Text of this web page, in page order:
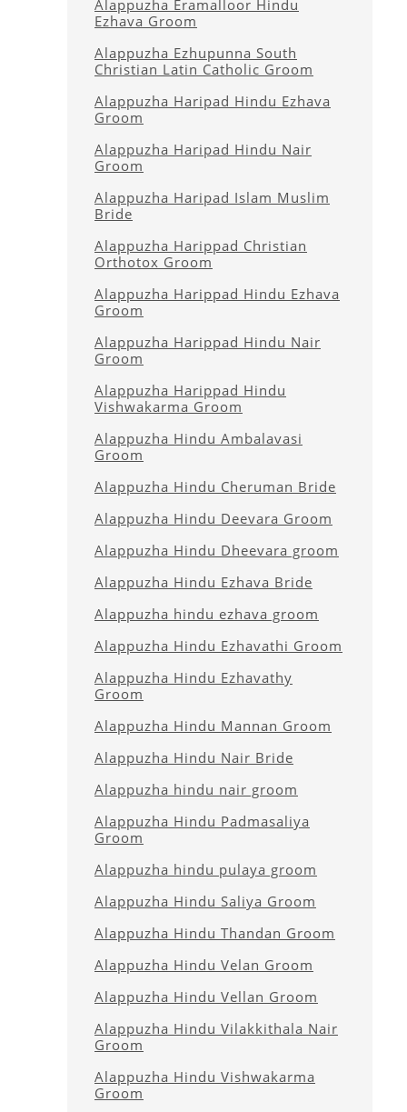
Alappuzha Eramalloor Hindu
Ezhava Groom
Alappuzha Ezhupunna South
Christian Latin Catholic Groom
Alappuzha Haripad Hindu Ezhava
Groom
Alappuzha Haripad Hindu Nair
Groom
Alappuzha Haripad Islam Muslim
Bride
Alappuzha Harippad Christian
Orthotox Groom
Alappuzha Harippad Hindu Ezhava
Groom
Alappuzha Harippad Hindu Nair
Groom
Alappuzha Harippad Hindu
Vishwakarma Groom
Alappuzha Hindu Ambalavasi
Groom
Alappuzha Hindu Cheruman Bride
Alappuzha Hindu Deevara Groom
Alappuzha Hindu Dheevara groom
Alappuzha Hindu Ezhava Bride
Alappuzha hindu ezhava groom
Alappuzha Hindu Ezhavathi Groom
Alappuzha Hindu Ezhavathy
Groom
Alappuzha Hindu Mannan Groom
Alappuzha Hindu Nair Bride
Alappuzha hindu nair groom
Alappuzha Hindu Padmasaliya
Groom
Alappuzha hindu pulaya groom
Alappuzha Hindu Saliya Groom
Alappuzha Hindu Thandan Groom
Alappuzha Hindu Velan Groom
Alappuzha Hindu Vellan Groom
Alappuzha Hindu Vilakkithala Nair
Groom
Alappuzha Hindu Vishwakarma
Groom